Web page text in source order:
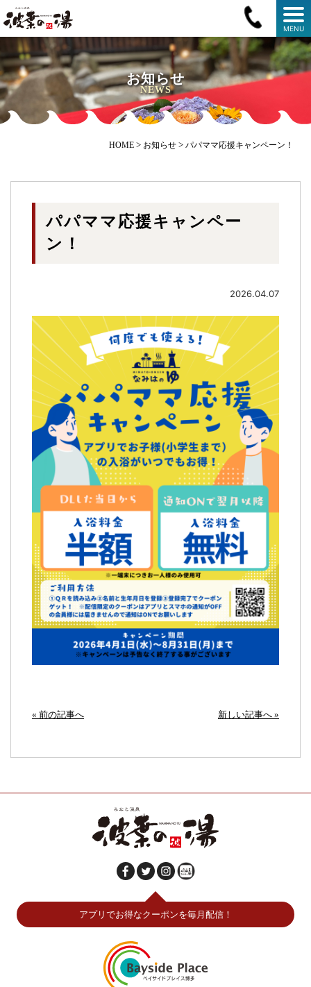
MENU
お知らせ
NEWS
HOME > お知らせ > パパママ応援キャンペーン！
パパママ応援キャンペー
ン！
2026.04.07
« 前の記事へ 新しい記事へ »
アプリでお得なクーポンを毎月配信！